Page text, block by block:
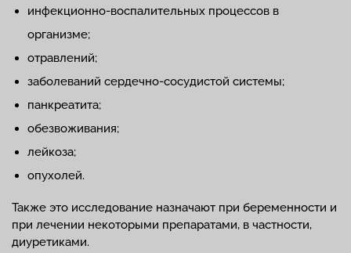
инфекционно-воспалительных процессов в
организме;
отравлений;
заболеваний сердечно-сосудистой системы;
панкреатита;
обезвоживания;
лейкоза;
опухолей.
Также это исследование назначают при беременности и
при лечении некоторыми препаратами, в частности,
диуретиками.